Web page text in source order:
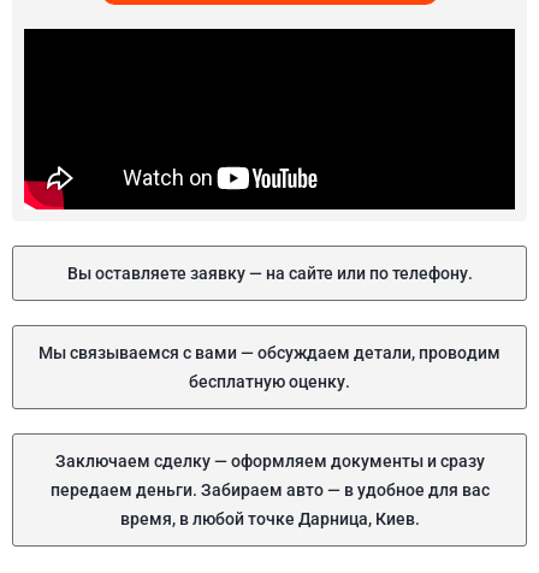
Вы оставляете заявку — на сайте или по телефону.
Мы связываемся с вами — обсуждаем детали, проводим
бесплатную оценку.
Заключаем сделку — оформляем документы и сразу
передаем деньги. Забираем авто — в удобное для вас
время, в любой точке Дарница, Киев.